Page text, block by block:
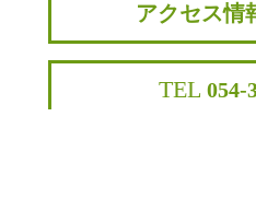
アクセス情
TEL 054-